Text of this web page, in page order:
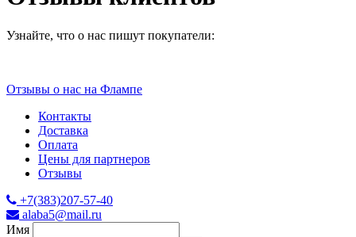
Узнайте, что о нас пишут покупатели:
Отзывы о нас на Флампе
Контакты
Доставка
Оплата
Цены для партнеров
Отзывы
+7(383)207-57-40
alaba5@mail.ru
Имя